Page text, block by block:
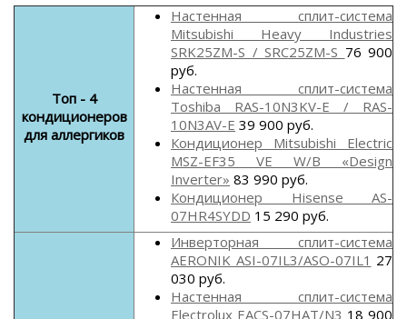
Топ - 4
кондиционеров
для аллергиков
Настенная сплит-система
Mitsubishi Heavy Industries
SRK25ZM-S / SRC25ZM-S 76 900
руб.
Настенная сплит-система
Toshiba RAS-10N3KV-E / RAS-
10N3AV-E 39 900 руб.
Кондиционер Mitsubishi Electric
MSZ-EF35 VE W/B «Design
Inverter» 83 990 руб.
Кондиционер Hisense AS-
07HR4SYDD 15 290 руб.
Инверторная сплит-система
AERONIK ASI-07IL3/ASO-07IL1 27
030 руб.
Настенная сплит-система
Electrolux EACS-07HAT/N3 18 900